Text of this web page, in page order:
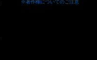
※著作権についてのご注意